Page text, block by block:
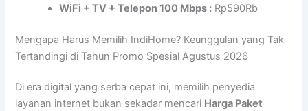
WiFi + TV + Telepon 100 Mbps : Rp590Rb
Mengapa Harus Memilih IndiHome? Keunggulan yang Tak
Tertandingi di Tahun Promo Spesial Agustus 2026
Di era digital yang serba cepat ini, memilih penyedia
layanan internet bukan sekadar mencari Harga Paket